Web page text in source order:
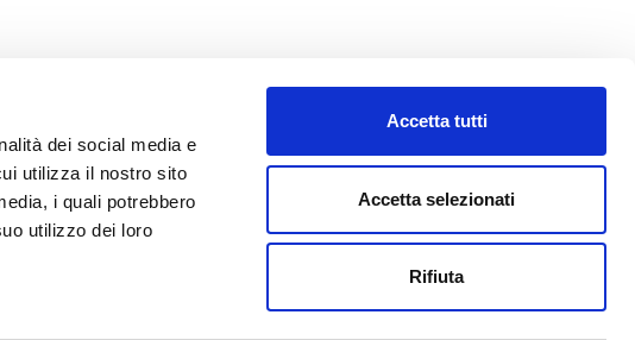
dei social media e
utilizza il nostro sito
i quali potrebbero
utilizzo dei loro
Accetta tutti
Accetta selezionati
Rifiuta